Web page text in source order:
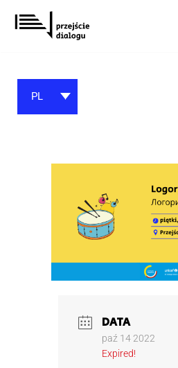
Przejdź
do
PL
DATA
paź 14 2022
Expired!